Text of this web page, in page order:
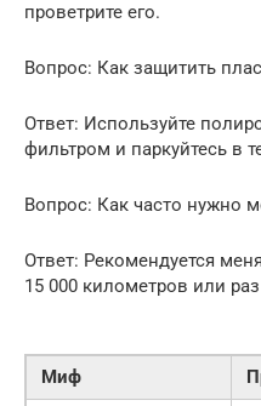
проветрите его.
Вопрос: Как защитить
Ответ: Используйте
фильтром и паркуйтесь в
Вопрос: Как часто нужно
Ответ: Рекомендуется
15 000 километров или
Миф